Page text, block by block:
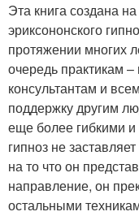
Эта книга создана
эриксононского
протяжении многих
очередь практикам
консультантам и
поддержку другим
еще более гибкими
гипноз не
на то что он
направление, он
остальными